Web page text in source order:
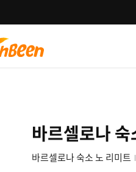
바르셀로나
바르셀로나 숙소 노 리미트